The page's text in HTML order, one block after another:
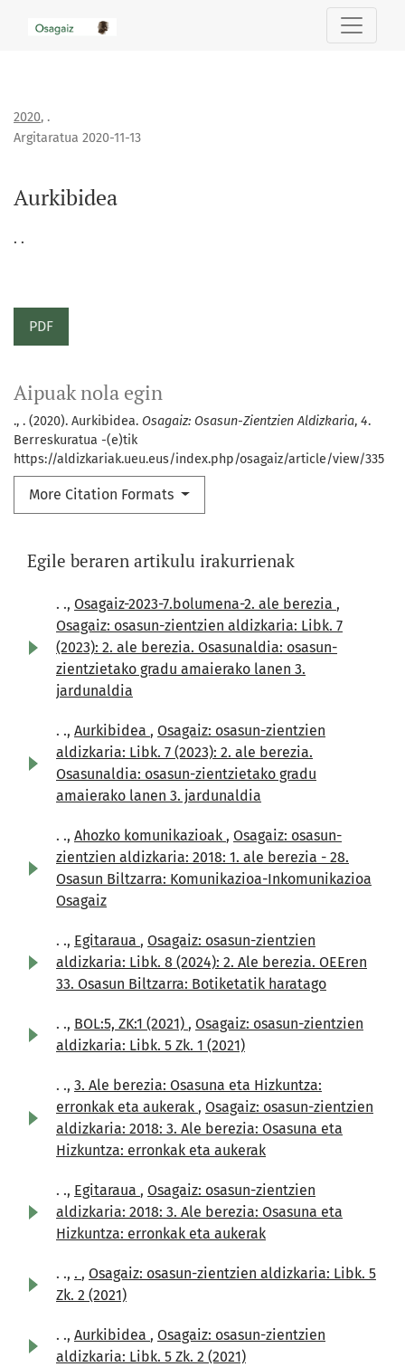
2020, .
Aurkibidea
Argitaratua 2020-11-13
. .
PDF
Aipuak nola egin
., . (2020). Aurkibidea. Osagaiz: Osasun-Zientzien Aldizkaria, 4.
Berreskuratua -(e)tik
https://aldizkariak.ueu.eus/index.php/osagaiz/article/view/335
More Citation Formats
Egile beraren artikulu irakurrienak
. ., Osagaiz-2023-7.bolumena-2. ale berezia ,
Osagaiz: osasun-zientzien aldizkaria: Libk. 7
(2023): 2. ale berezia. Osasunaldia: osasun-
zientzietako gradu amaierako lanen 3.
jardunaldia
. ., Aurkibidea , Osagaiz: osasun-zientzien
aldizkaria: Libk. 7 (2023): 2. ale berezia.
Osasunaldia: osasun-zientzietako gradu
amaierako lanen 3. jardunaldia
. ., Ahozko komunikazioak , Osagaiz: osasun-
zientzien aldizkaria: 2018: 1. ale berezia - 28.
Osasun Biltzarra: Komunikazioa-Inkomunikazioa
Osagaiz
. ., Egitaraua , Osagaiz: osasun-zientzien
aldizkaria: Libk. 8 (2024): 2. Ale berezia. OEEren
33. Osasun Biltzarra: Botiketatik haratago
. ., BOL:5, ZK:1 (2021) , Osagaiz: osasun-zientzien
aldizkaria: Libk. 5 Zk. 1 (2021)
. ., 3. Ale berezia: Osasuna eta Hizkuntza:
erronkak eta aukerak , Osagaiz: osasun-zientzien
aldizkaria: 2018: 3. Ale berezia: Osasuna eta
Hizkuntza: erronkak eta aukerak
. ., Egitaraua , Osagaiz: osasun-zientzien
aldizkaria: 2018: 3. Ale berezia: Osasuna eta
Hizkuntza: erronkak eta aukerak
. ., . , Osagaiz: osasun-zientzien aldizkaria: Libk. 5
Zk. 2 (2021)
. ., Aurkibidea , Osagaiz: osasun-zientzien
aldizkaria: Libk. 5 Zk. 2 (2021)